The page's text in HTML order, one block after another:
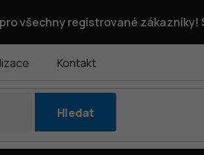
všechny registrované zákazníky!
Kontakt
Hledat